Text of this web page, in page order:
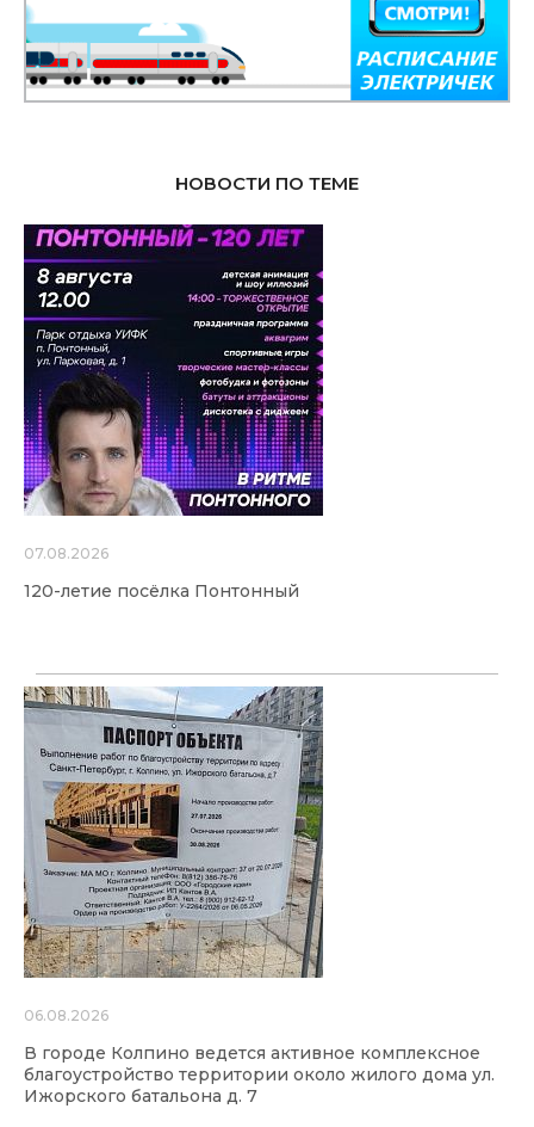
НОВОСТИ ПО ТЕМЕ
07.08.2026
120-летие посёлка Понтонный
06.08.2026
В городе Колпино ведется активное комплексное
благоустройство территории около жилого дома ул.
Ижорского батальона д. 7